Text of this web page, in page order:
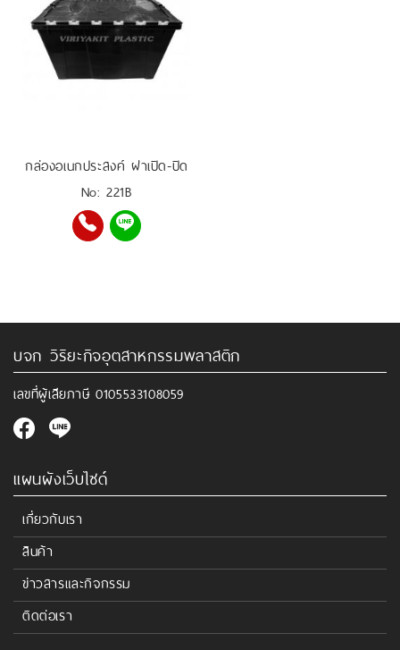
กล่องอเนกประสงค์ ฝาเปิด-ปิด
No: 221B
บจก วิริยะกิจอุตสาหกรรมพลาสติก
เลขที่ผู้เสียภาษี0105533108059
แผนผังเว็บไซด์
เกี่ยวกับเรา
สินค้า
ข่าวสารและกิจกรรม
ติดต่อเรา